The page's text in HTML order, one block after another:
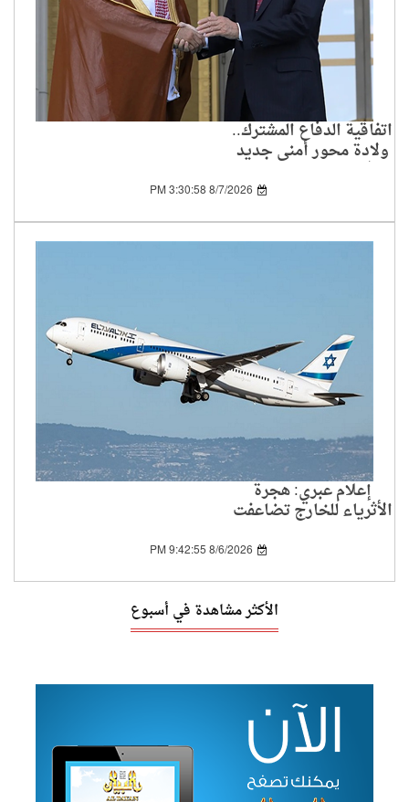
اتفاقية الدفاع المشترك..
ولادة محور أمني جديد
في العالم الإسلامي
8/7/2026 3:30:58 PM
إعلام عبري: هجرة
الأثرياء للخارج تضاعفت
8/6/2026 9:42:55 PM
الأكثر مشاهدة في أسبوع